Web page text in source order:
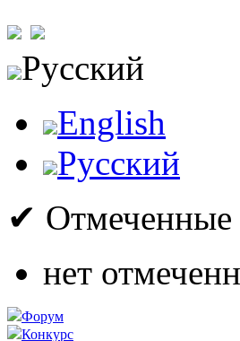
Русский
English
Русский
✔ Отмеченные
нет
Форум
Конкурс